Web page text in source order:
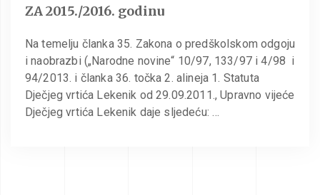
ZA 2015./2016. godinu
Na temelju članka 35. Zakona o predškolskom odgoju
i naobrazbi („Narodne novine“ 10/97, 133/97 i 4/98 i
94/2013. i članka 36. točka 2. alineja 1. Statuta
Dječjeg vrtića Lekenik od 29.09.2011., Upravno vijeće
Dječjeg vrtića Lekenik daje sljedeću: …